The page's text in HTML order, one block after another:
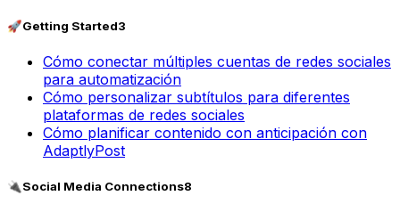
🚀Getting Started3
Cómo conectar múltiples cuentas de redes sociales
para automatización
Cómo personalizar subtítulos para diferentes
plataformas de redes sociales
Cómo planificar contenido con anticipación con
AdaptlyPost
🔌Social Media Connections8